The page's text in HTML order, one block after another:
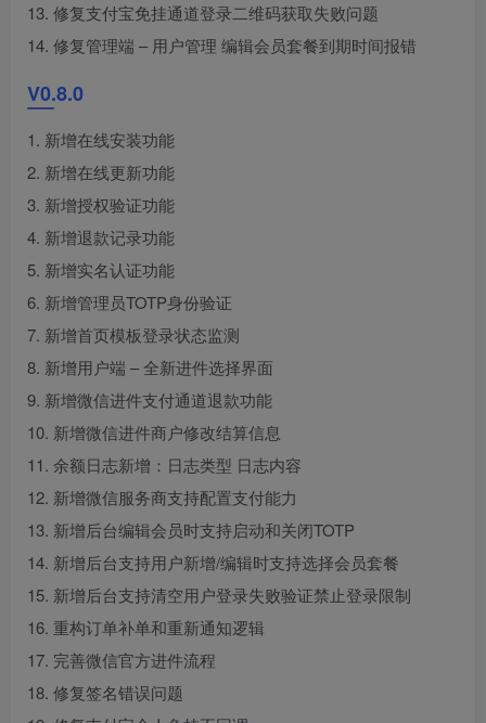
13. 修复支付宝免挂通道登录二维码获取失败问题
14. 修复管理端 – 用户管理 编辑会员套餐到期时间报错
V0.8.0
1. 新增在线安装功能
2. 新增在线更新功能
3. 新增授权验证功能
4. 新增退款记录功能
5. 新增实名认证功能
6. 新增管理员TOTP身份验证
7. 新增首页模板登录状态监测
8. 新增用户端 – 全新进件选择界面
9. 新增微信进件支付通道退款功能
10. 新增微信进件商户修改结算信息
11. 余额日志新增：日志类型 日志内容
12. 新增微信服务商支持配置支付能力
13. 新增后台编辑会员时支持启动和关闭TOTP
14. 新增后台支持用户新增/编辑时支持选择会员套餐
15. 新增后台支持清空用户登录失败验证禁止登录限制
16. 重构订单补单和重新通知逻辑
17. 完善微信官方进件流程
18. 修复签名错误问题